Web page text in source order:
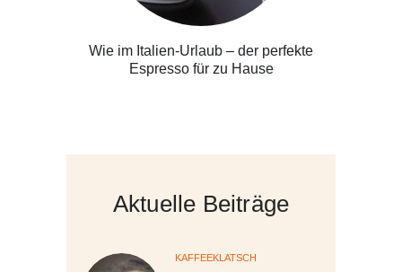
Wie im Italien-Urlaub – der perfekte
Espresso für zu Hause
Aktuelle Beiträge
KAFFEEKLATSCH